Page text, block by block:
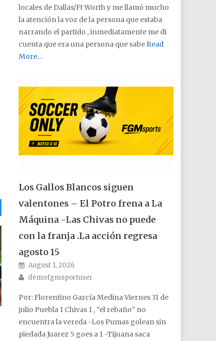
locales de Dallas/Ft Worth y me llamó mucho
la atención la voz de la persona que estaba
narrando el partido , inmediatamente me di
cuenta que era una persona que sabe Read
More…
Los Gallos Blancos siguen
valentones – El Potro frena a La
Máquina -Las Chivas no puede
con la franja .La acción regresa
agosto 15
Posted on
August 1, 2026
Author
demofgmsportuser
Por: Florentino García Medina Viernes 31 de
julio Puebla 1 Chivas 1 , “el rebaño” no
encuentra la vereda -Los Pumas golean sin
piedada Juarez 5 goes a 1 -Tijuana saca